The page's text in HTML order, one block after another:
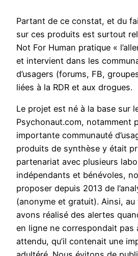
Partant de ce constat, et du
sur ces produits est surtout
Not For Human pratique «
et intervient dans les
d’usagers (forums, FB,
liées à la RDR et aux drogues.
Le projet est né à la base sur
Psychonaut.com, notamment
importante communauté
produits de synthèse y était
partenariat avec plusieurs
indépendants et bénévoles,
proposer depuis 2013 de
(anonyme et gratuit). Ainsi,
avons réalisé des alertes
en ligne ne correspondait pas
attendu, qu’il contenait une